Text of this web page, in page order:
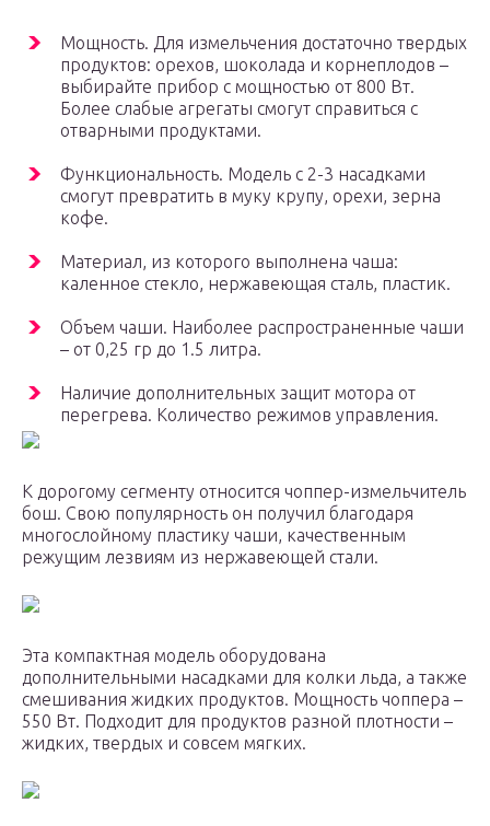
Мощность. Для измельчения достаточно твердых
продуктов: орехов, шоколада и корнеплодов –
выбирайте прибор с мощностью от 800 Вт.
Более слабые агрегаты смогут справиться с
отварными продуктами.
Функциональность. Модель с 2-3 насадками
смогут превратить в муку крупу, орехи, зерна
кофе.
Материал, из которого выполнена чаша:
каленное стекло, нержавеющая сталь, пластик.
Объем чаши. Наиболее распространенные чаши
– от 0,25 гр до 1.5 литра.
Наличие дополнительных защит мотора от
перегрева. Количество режимов управления.
К дорогому сегменту относится чоппер-измельчитель
бош. Свою популярность он получил благодаря
многослойному пластику чаши, качественным
режущим лезвиям из нержавеющей стали.
Эта компактная модель оборудована
дополнительными насадками для колки льда, а также
смешивания жидких продуктов. Мощность чоппера –
550 Вт. Подходит для продуктов разной плотности –
жидких, твердых и совсем мягких.